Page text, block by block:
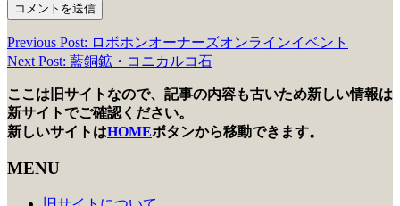
投
ナ
ビ
ゲ
Previous Post: ロボホンオーナーズオンラインイベント
Next Post: 藍銅鉱・コニカルコ石
ここは旧サイトなので、記事の内容も古いため新しい情報は
新サイトでご確認ください。
新しいサイトはHOMEボタンから移動できます。
MENU